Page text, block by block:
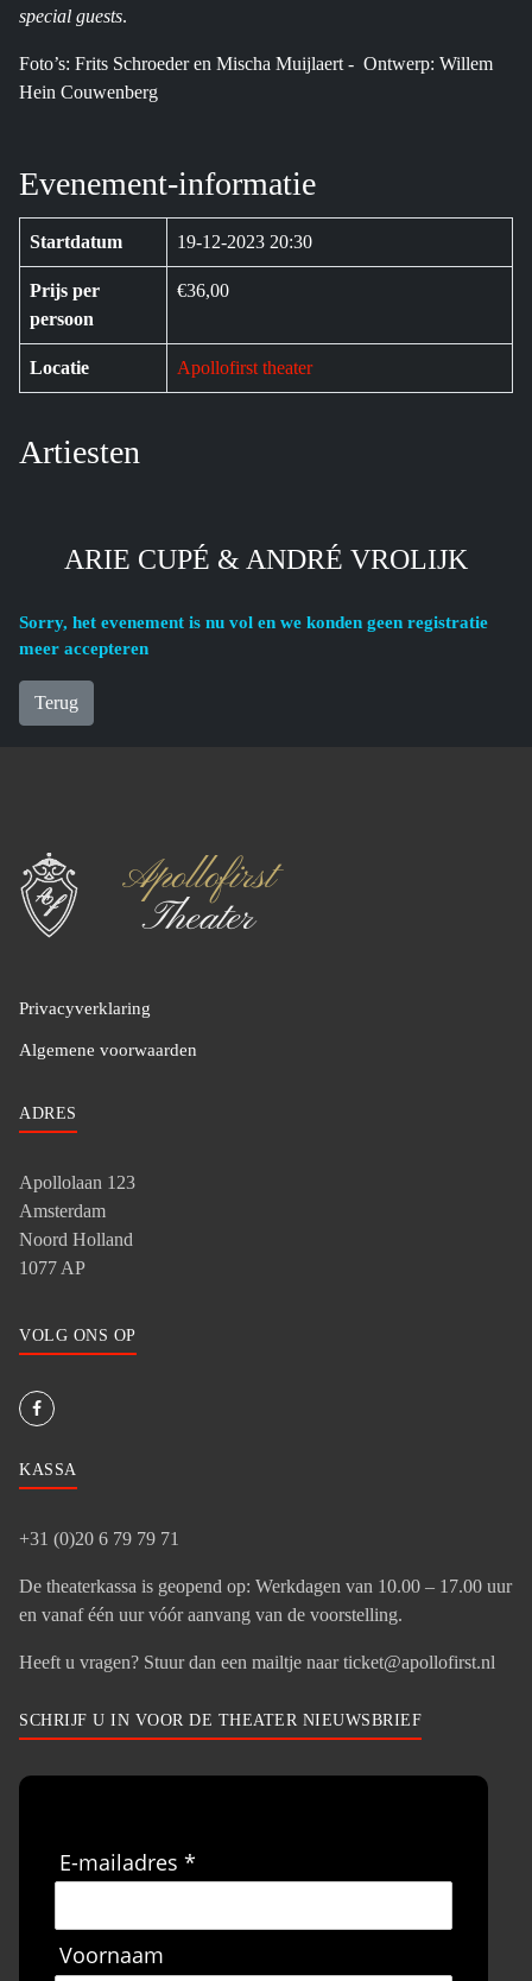
special guests.
Foto’s: Frits Schroeder en Mischa Muijlaert - Ontwerp: Willem
Hein Couwenberg
Evenement-informatie
Startdatum 19-12-2023 20:30
Prijs per
persoon
€36,00
Locatie Apollofirst theater
Artiesten
ARIE CUPÉ & ANDRÉ VROLIJK
Sorry, het evenement is nu vol en we konden geen registratie
meer accepteren
Terug
Privacyverklaring
Algemene voorwaarden
ADRES
Apollolaan 123
Amsterdam
Noord Holland
1077 AP
VOLG ONS OP
KASSA
+31 (0)20 6 79 79 71
De theaterkassa is geopend op: Werkdagen van 10.00 – 17.00 uur
en vanaf één uur vóór aanvang van de voorstelling.
Heeft u vragen? Stuur dan een mailtje naar ticket@apollofirst.nl
SCHRIJF U IN VOOR DE THEATER NIEUWSBRIEF
E-mailadres *
Voornaam